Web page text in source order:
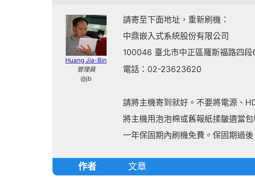
Huang Jia-Bin
管理員
@jb
請寄至下面地址，重新刷機：
中鼎嵌入式系統股份有限公司
100046 臺北市中正區羅斯福路四
電話：02-23623620
請將主機寄到就好。不要將電源、
將主機用泡泡棉或舊報紙揉皺適當
一年保固期內刷機免費。保固期過
作者 文章